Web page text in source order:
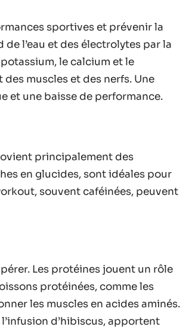
sportives et prévenir la
l’eau et des électrolytes par la
le calcium et le
muscles et des nerfs. Une
et une baisse de performance.
principalement des
en glucides, sont idéales pour
souvent caféinées, peuvent
Les protéines jouent un rôle
protéinées, comme les
les muscles en acides aminés.
d’hibiscus, apportent